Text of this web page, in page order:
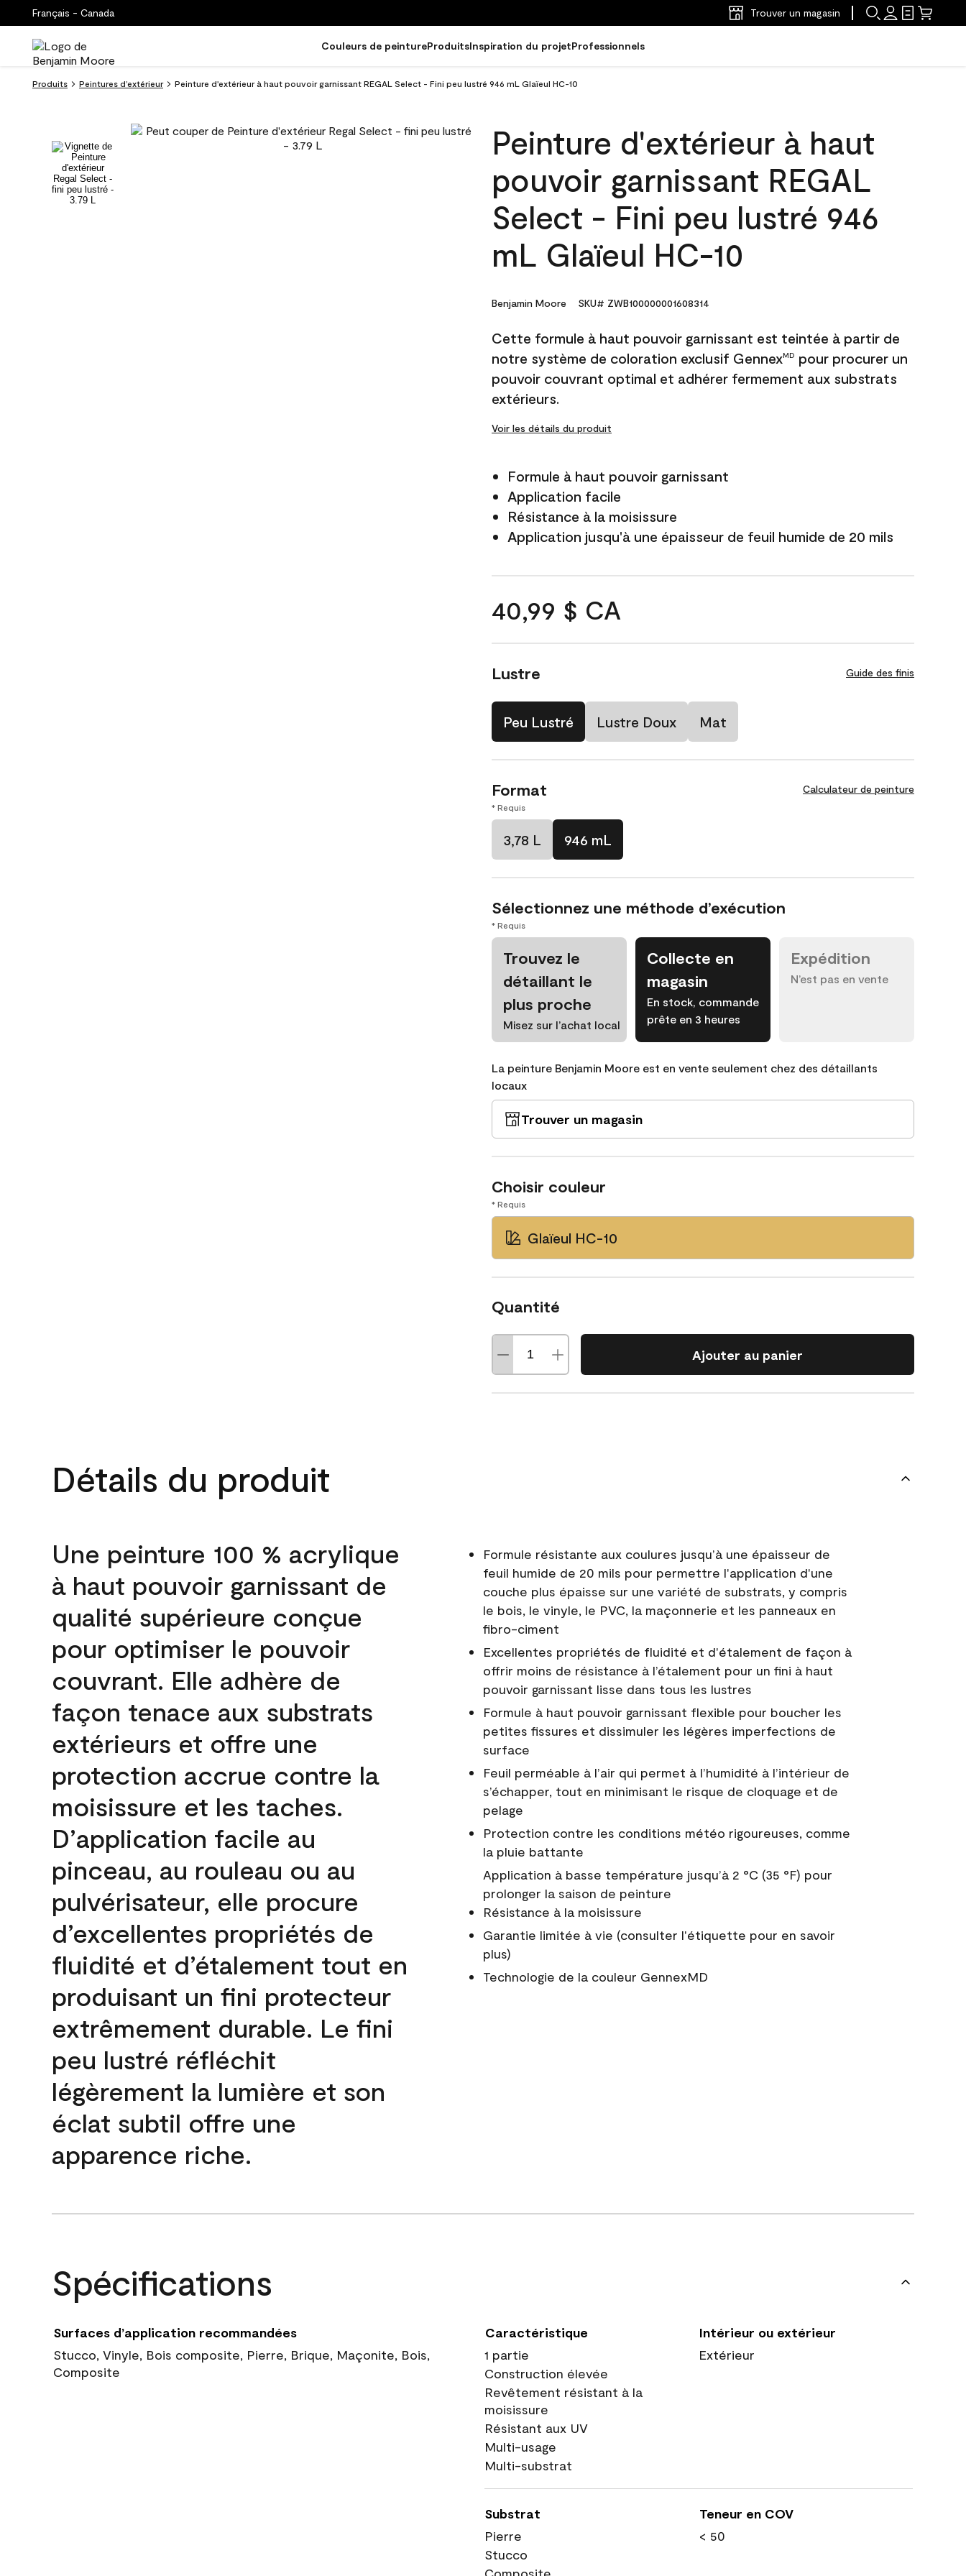
Français - Canada Trouver un magasin
Couleurs de peintureProduitsInspiration du projetProfessionnels
Produits Peintures d’extérieur Peinture d'extérieur à haut pouvoir garnissant REGAL Select - Fini peu lustré 946 mL Glaïeul HC-10
Peinture d'extérieur à haut
pouvoir garnissant REGAL
Select - Fini peu lustré 946
mL Glaïeul HC-10
Benjamin Moore SKU# ZWB100000001608314
Cette formule à haut pouvoir garnissant est teintée à partir de
notre système de coloration exclusif GennexMD pour procurer un
pouvoir couvrant optimal et adhérer fermement aux substrats
extérieurs.
Voir les détails du produit
Formule à haut pouvoir garnissant
Application facile
Résistance à la moisissure
Application jusqu'à une épaisseur de feuil humide de 20 mils
40,99 $ CA
Lustre Guide des finis
Peu Lustré Lustre Doux Mat
Format Calculateur de peinture
* Requis
3,78 L 946 mL
Sélectionnez une méthode d’exécution
* Requis
Trouvez le
détaillant le
plus proche
Misez sur l’achat local
Collecte en
magasin
En stock, commande
prête en 3 heures
Expédition
N’est pas en vente
La peinture Benjamin Moore est en vente seulement chez des détaillants
locaux
Trouver un magasin
Choisir couleur
* Requis
Glaïeul HC-10
Quantité
Ajouter au panier
Détails du produit
Une peinture 100 % acrylique
à haut pouvoir garnissant de
qualité supérieure conçue
pour optimiser le pouvoir
couvrant. Elle adhère de
façon tenace aux substrats
extérieurs et offre une
protection accrue contre la
moisissure et les taches.
D’application facile au
pinceau, au rouleau ou au
pulvérisateur, elle procure
d’excellentes propriétés de
fluidité et d’étalement tout en
produisant un fini protecteur
extrêmement durable. Le fini
peu lustré réfléchit
légèrement la lumière et son
éclat subtil offre une
apparence riche.
Formule résistante aux coulures jusqu’à une épaisseur de
feuil humide de 20 mils pour permettre l'application d'une
couche plus épaisse sur une variété de substrats, y compris
le bois, le vinyle, le PVC, la maçonnerie et les panneaux en
fibro-ciment
Excellentes propriétés de fluidité et d'étalement de façon à
offrir moins de résistance à l’étalement pour un fini à haut
pouvoir garnissant lisse dans tous les lustres
Formule à haut pouvoir garnissant flexible pour boucher les
petites fissures et dissimuler les légères imperfections de
surface
Feuil perméable à l’air qui permet à l’humidité à l’intérieur de
s’échapper, tout en minimisant le risque de cloquage et de
pelage
Protection contre les conditions météo rigoureuses, comme
la pluie battante
Application à basse température jusqu’à 2 °C (35 °F) pour
prolonger la saison de peinture
Résistance à la moisissure
Garantie limitée à vie (consulter l'étiquette pour en savoir
plus)
Technologie de la couleur GennexMD
Spécifications
Surfaces d’application recommandées
Stucco, Vinyle, Bois composite, Pierre, Brique, Maçonite, Bois,
Composite
Caractéristique
1 partie
Construction élevée
Revêtement résistant à la
moisissure
Résistant aux UV
Multi-usage
Multi-substrat
Intérieur ou extérieur
Extérieur
Substrat
Pierre
Stucco
Teneur en COV
< 50